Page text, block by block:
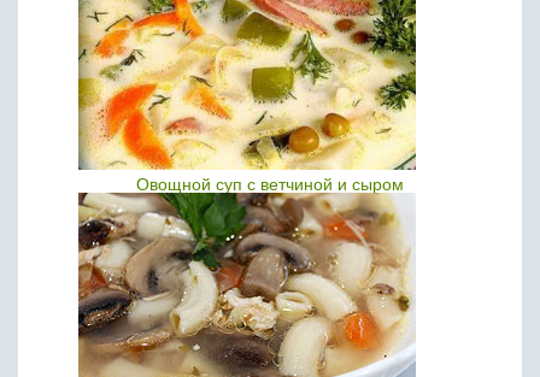
Овощной суп с ветчиной и сыром